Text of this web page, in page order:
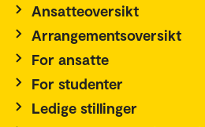
Ansatteoversikt
Arrangementsoversikt
For ansatte
For studenter
Ledige stillinger